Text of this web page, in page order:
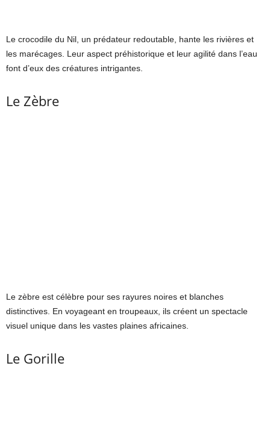
Le crocodile du Nil, un prédateur redoutable, hante les rivières et
les marécages. Leur aspect préhistorique et leur agilité dans l’eau
font d’eux des créatures intrigantes.
Le Zèbre
Le zèbre est célèbre pour ses rayures noires et blanches
distinctives. En voyageant en troupeaux, ils créent un spectacle
visuel unique dans les vastes plaines africaines.
Le Gorille